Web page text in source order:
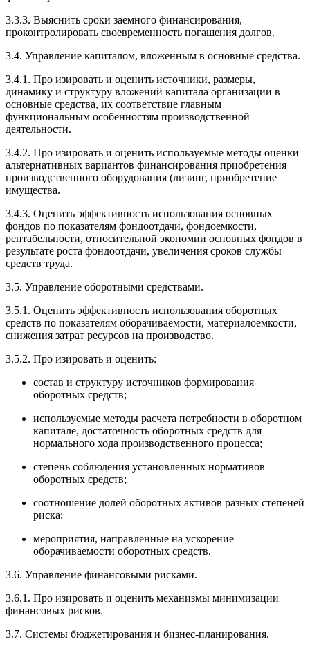
3.3.3. Выяснить сроки заемного финансирования,
проконтролировать своевременность погашения долгов.
3.4. Управление капиталом, вложенным в основные средства.
3.4.1. Про изировать и оценить источники, размеры,
динамику и структуру вложений капитала организации в
основные средства, их соответствие главным
функциональным особенностям производственной
деятельности.
3.4.2. Про изировать и оценить используемые методы оценки
альтернативных вариантов финансирования приобретения
производственного оборудования (лизинг, приобретение
имущества.
3.4.3. Оценить эффективность использования основных
фондов по показателям фондоотдачи, фондоемкости,
рентабельности, относительной экономии основных фондов в
результате роста фондоотдачи, увеличения сроков службы
средств труда.
3.5. Управление оборотными средствами.
3.5.1. Оценить эффективность использования оборотных
средств по показателям оборачиваемости, материалоемкости,
снижения затрат ресурсов на производство.
3.5.2. Про изировать и оценить:
состав и структуру источников формирования
оборотных средств;
используемые методы расчета потребности в оборотном
капитале, достаточность оборотных средств для
нормального хода производственного процесса;
степень соблюдения установленных нормативов
оборотных средств;
соотношение долей оборотных активов разных степеней
риска;
мероприятия, направленные на ускорение
оборачиваемости оборотных средств.
3.6. Управление финансовыми рисками.
3.6.1. Про изировать и оценить механизмы минимизации
финансовых рисков.
3.7. Системы бюджетирования и бизнес-планирования.